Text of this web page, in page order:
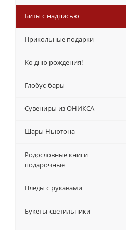
Биты с надписью
Прикольные подарки
Ко дню рождения!
Глобус-бары
Сувениры из ОНИКСА
Шары Ньютона
Родословные книги
подарочные
Пледы с рукавами
Букеты-светильники